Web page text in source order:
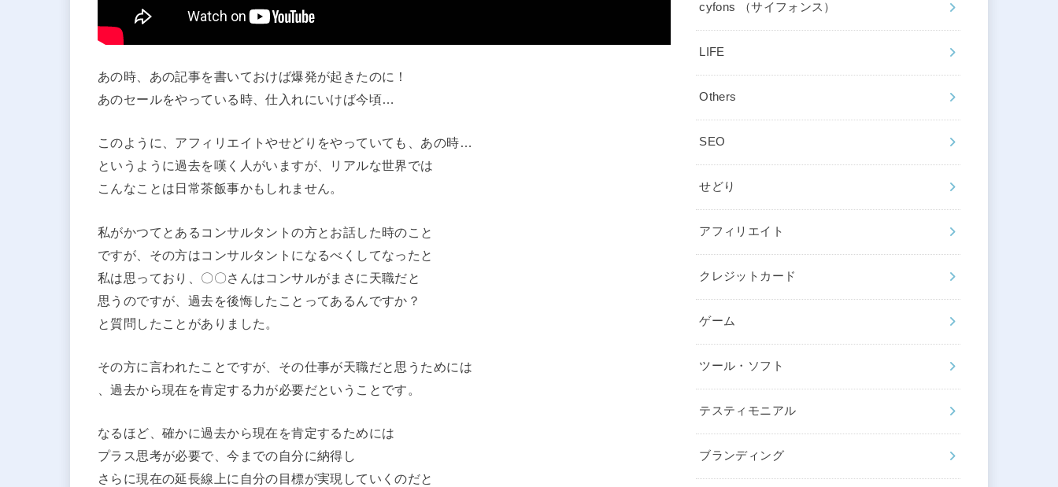
あの時、あの記事を書いておけば爆発が起きたのに！
あのセールをやっている時、仕入れにいけば今頃…
このように、アフィリエイトやせどりをやっていても、あの時…
というように過去を嘆く人がいますが、リアルな世界では
こんなことは日常茶飯事かもしれません。
私がかつてとあるコンサルタントの方とお話した時のこと
ですが、その方はコンサルタントになるべくしてなったと
私は思っており、〇〇さんはコンサルがまさに天職だと
思うのですが、過去を後悔したことってあるんですか？
と質問したことがありました。
その方に言われたことですが、その仕事が天職だと思うためには
、過去から現在を肯定する力が必要だということです。
なるほど、確かに過去から現在を肯定するためには
プラス思考が必要で、今までの自分に納得し
さらに現在の延長線上に自分の目標が実現していくのだと
cyfons （サイフォンス）
LIFE
Others
SEO
せどり
アフィリエイト
クレジットカード
ゲーム
ツール・ソフト
テスティモニアル
ブランディング